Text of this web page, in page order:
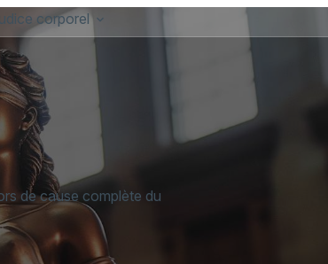
corporel
de cause complète du